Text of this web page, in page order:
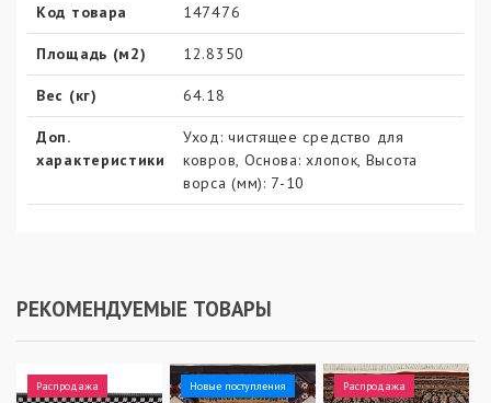
Код товара 147476
Площадь (м2) 12.8350
Вес (кг) 64.18
Доп.
характеристики
Уход: чистящее средство для
ковров, Основа: хлопок, Высота
ворса (мм): 7-10
РЕКОМЕНДУЕМЫЕ ТОВАРЫ
Распродажа Новые поступления Распродажа